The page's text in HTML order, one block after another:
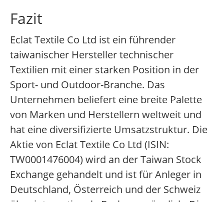
Fazit
Eclat Textile Co Ltd ist ein führender
taiwanischer Hersteller technischer
Textilien mit einer starken Position in der
Sport- und Outdoor-Branche. Das
Unternehmen beliefert eine breite Palette
von Marken und Herstellern weltweit und
hat eine diversifizierte Umsatzstruktur. Die
Aktie von Eclat Textile Co Ltd (ISIN:
TW0001476004) wird an der Taiwan Stock
Exchange gehandelt und ist für Anleger in
Deutschland, Österreich und der Schweiz